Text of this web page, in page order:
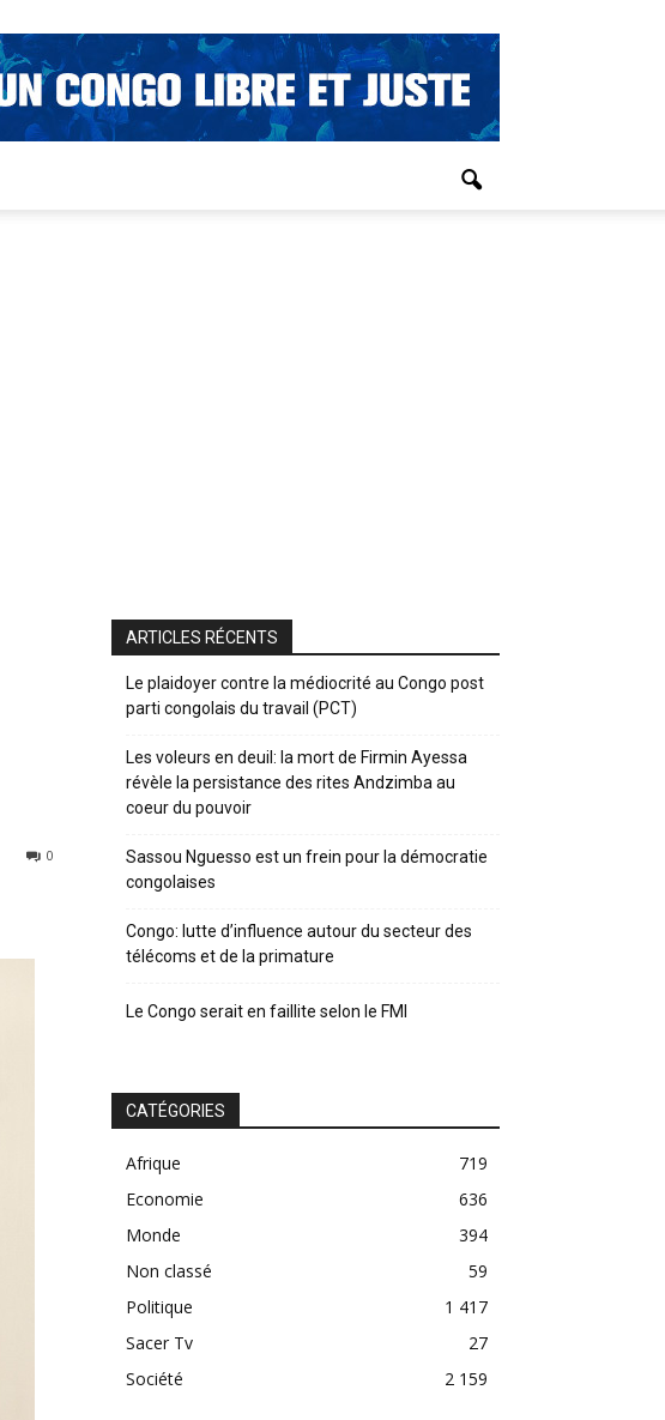
0
ARTICLES RÉCENTS
Le plaidoyer contre la médiocrité au Congo post
parti congolais du travail (PCT)
Les voleurs en deuil: la mort de Firmin Ayessa
révèle la persistance des rites Andzimba au
coeur du pouvoir
Sassou Nguesso est un frein pour la démocratie
congolaises
Congo: lutte d’influence autour du secteur des
télécoms et de la primature
Le Congo serait en faillite selon le FMI
CATÉGORIES
Afrique
719
Economie
636
Monde
394
Non classé
59
Politique
1 417
Sacer Tv
27
Société
2 159